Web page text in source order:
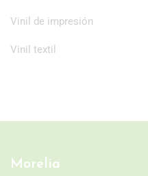
Vinil de impresión
Vinil textil
Morelia